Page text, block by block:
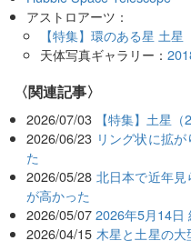
アストロアーツ：
【特集】環のある星 土星
天体写真ギャラリー：
関連記事
2026/07/03 【特集】土星（
2026/06/23 リング状に拡
た
2026/05/28 北日本で近年
が高かった
2026/05/07 2026年5月14日
2026/04/15 木星と土星の